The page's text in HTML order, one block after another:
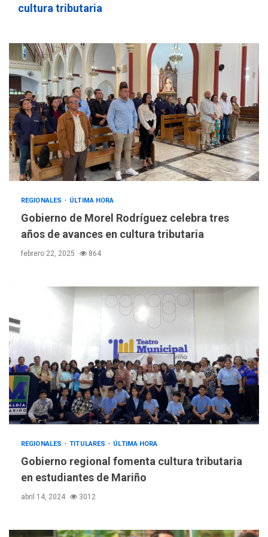
cultura tributaria
REGIONALES ÚLTIMA HORA
Gobierno de Morel Rodríguez celebra tres
años de avances en cultura tributaria
febrero 22, 2025 864
REGIONALES TITULARES ÚLTIMA HORA
Gobierno regional fomenta cultura tributaria
en estudiantes de Mariño
abril 14, 2024 3012
ÚLTIMA HORA
Hutíes de Yemen dicen que